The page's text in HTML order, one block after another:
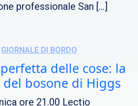
professionale San […]
GIORNALE DI BORDO
delle cose: la
bosone di Higgs
ore 21.00 Lectio